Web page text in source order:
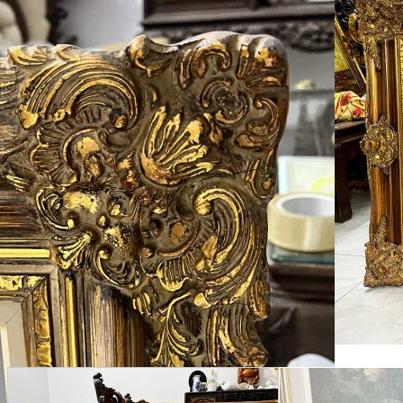
Tranh Sứ
Đỉnh
Pha Lê
Âu – Bát
Bộ Ấm Chén
Bộ Ly Pha Lê
Lọ Hoa
Đèn Pha Lê
Đèn
Đèn Tiffani
Đèn 3 Dây
Đèn Bàn
Đèn Cây
Đèn Chùm
Đèn Dầu
Đèn Tường
Đèn Tượng
Chân Đèn
Lam Đèn Dầu
Đồ Đồng
Ấm Chén – Âu Đồng
Bàn Kệ Đồng